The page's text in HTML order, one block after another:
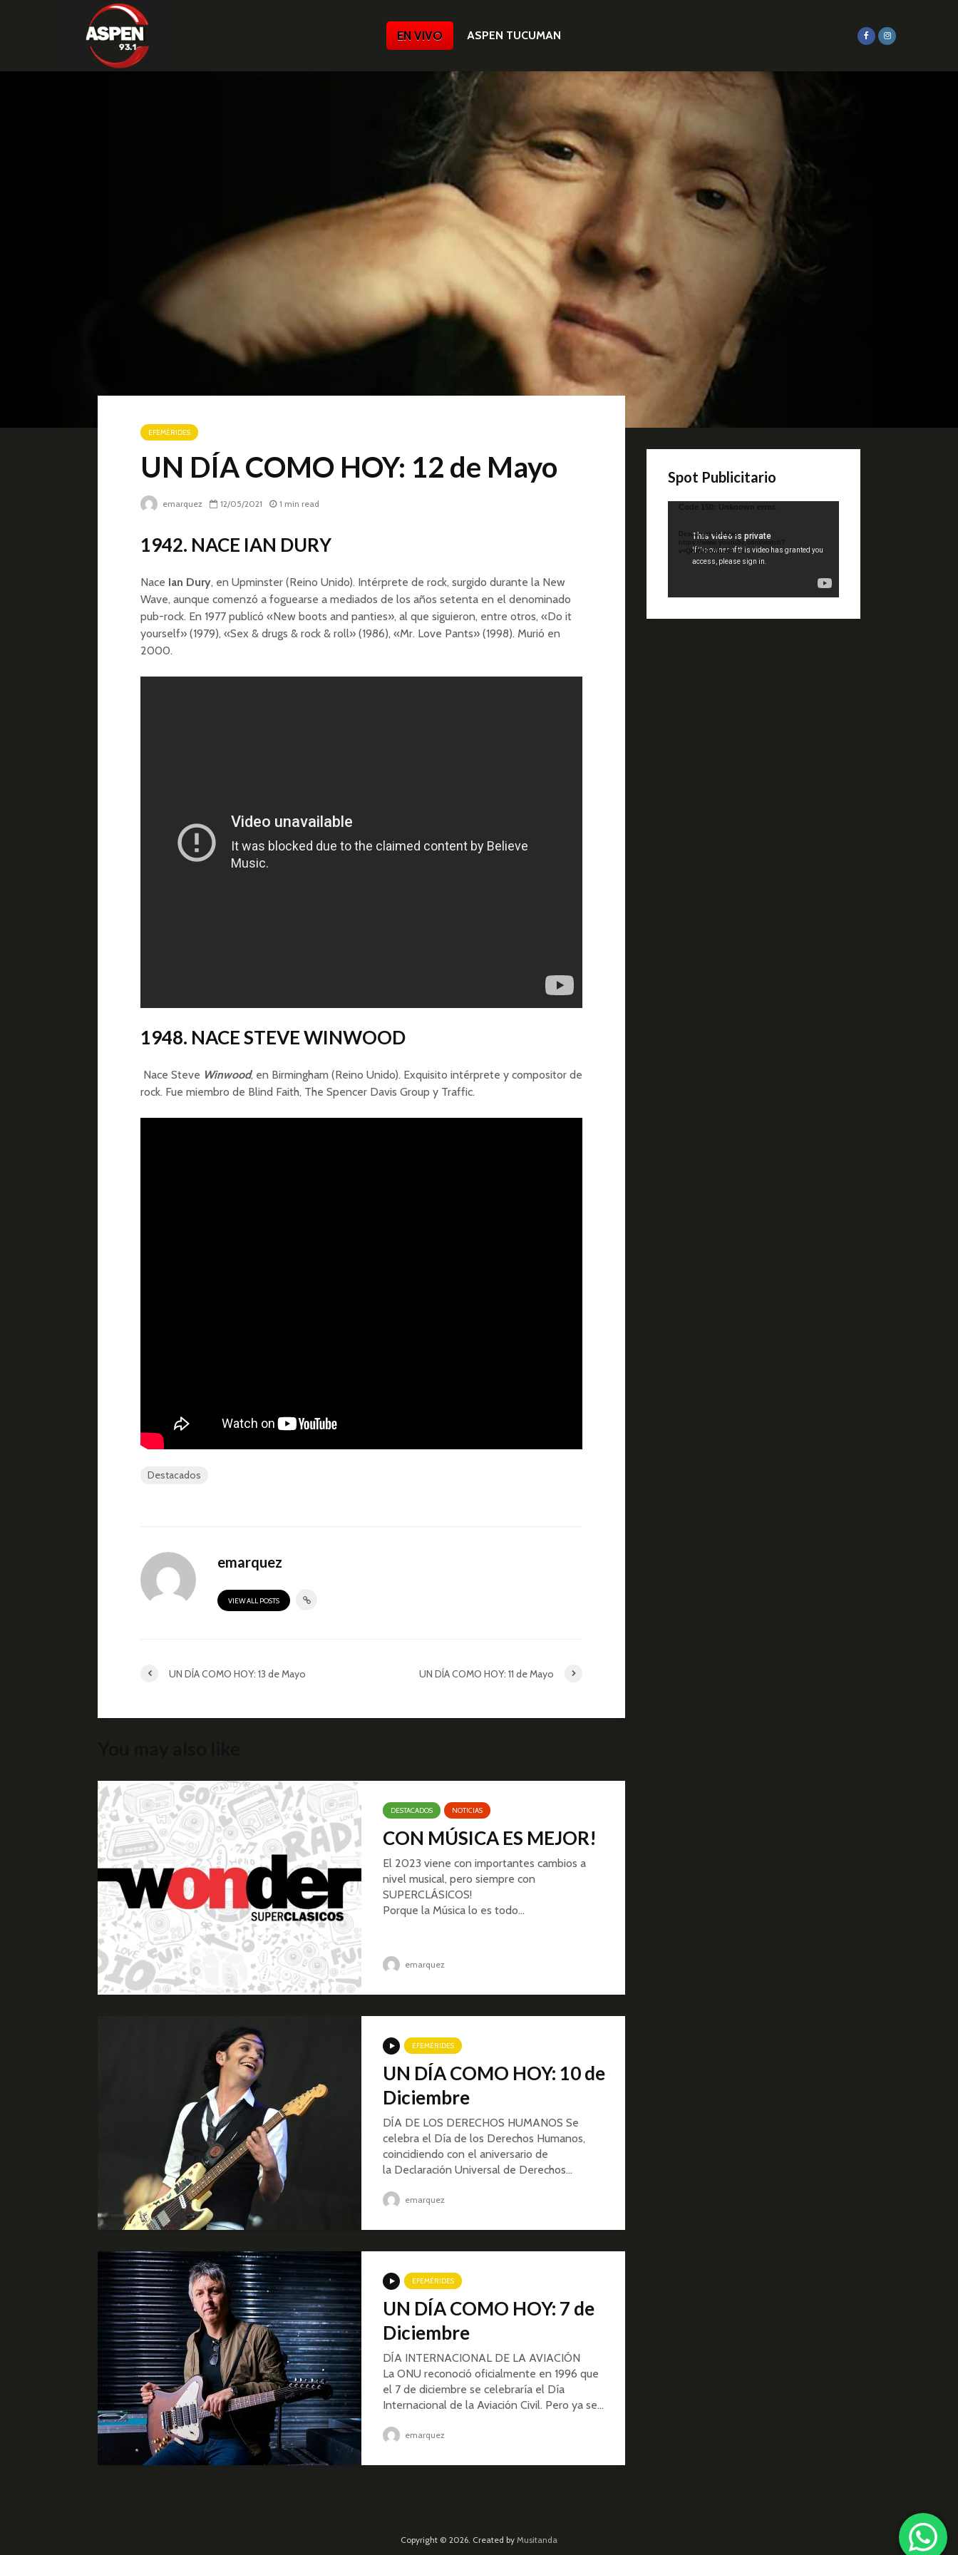
EN VIVO ASPEN TUCUMAN
EFEMÉRIDES
UN DÍA COMO HOY: 12 de Mayo
emarquez 12/05/2021 1 min read
1942. NACE IAN DURY
Nace Ian Dury, en Upminster (Reino Unido). Intérprete de rock, surgido durante la New
Wave, aunque comenzó a foguearse a mediados de los años setenta en el denominado
pub-rock. En 1977 publicó «New boots and panties», al que siguieron, entre otros, «Do it
yourself» (1979), «Sex & drugs & rock & roll» (1986), «Mr. Love Pants» (1998). Murió en
2000.
1948. NACE STEVE WINWOOD
Nace Steve Winwood, en Birmingham (Reino Unido). Exquisito intérprete y compositor de
rock. Fue miembro de Blind Faith, The Spencer Davis Group y Traffic.
Destacados
emarquez
VIEW ALL POSTS
UN DÍA COMO HOY: 13 de Mayo UN DÍA COMO HOY: 11 de Mayo
DESTACADOS NOTICIAS
CON MÚSICA ES MEJOR!
El 2023 viene con importantes cambios a
nivel musical, pero siempre con
SUPERCLÁSICOS!
Porque la Música lo es todo…
emarquez
EFEMÉRIDES
UN DÍA COMO HOY: 10 de
Diciembre
DÍA DE LOS DERECHOS HUMANOS Se
celebra el Día de los Derechos Humanos,
coincidiendo con el aniversario de
la Declaración Universal de Derechos...
emarquez
EFEMÉRIDES
UN DÍA COMO HOY: 7 de
Diciembre
DÍA INTERNACIONAL DE LA AVIACIÓN
La ONU reconoció oficialmente en 1996 que
el 7 de diciembre se celebraría el Día
Internacional de la Aviación Civil. Pero ya se...
emarquez
Spot Publicitario
Reproductor
Code 150: Unknown error.
Descargar archivo:
https://www.youtube.com/watch?
v=QKif6Ko80uA&_=1
Copyright © 2026. Created by Musitanda